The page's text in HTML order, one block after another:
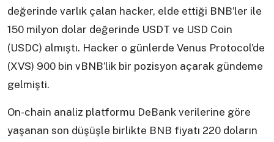
değerinde varlık çalan hacker, elde ettiği BNB’ler ile
150 milyon dolar değerinde USDT ve USD Coin
(USDC) almıştı. Hacker o günlerde Venus Protocol’de
(XVS) 900 bin vBNB’lik bir pozisyon açarak gündeme
gelmişti.
On-chain analiz platformu DeBank verilerine göre
yaşanan son düşüşle birlikte BNB fiyatı 220 doların